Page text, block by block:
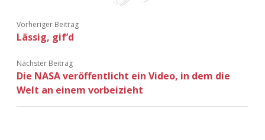
Vorheriger Beitrag
Lässig, gif’d
Nächster Beitrag
Die NASA veröffentlicht ein Video, in dem die
Welt an einem vorbeizieht